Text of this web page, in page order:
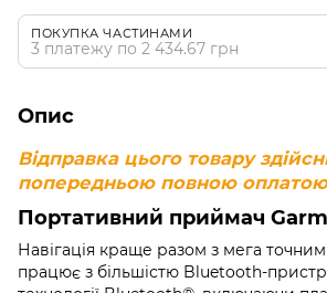
ПОКУПКА ЧАСТИНАМИ
3 платежу по 2 434.67 грн
Опис
Відправка цього товару
попередньою повною
Портативний приймач
Навігація краще разом з мега
працює з більшістю Bluetooth-